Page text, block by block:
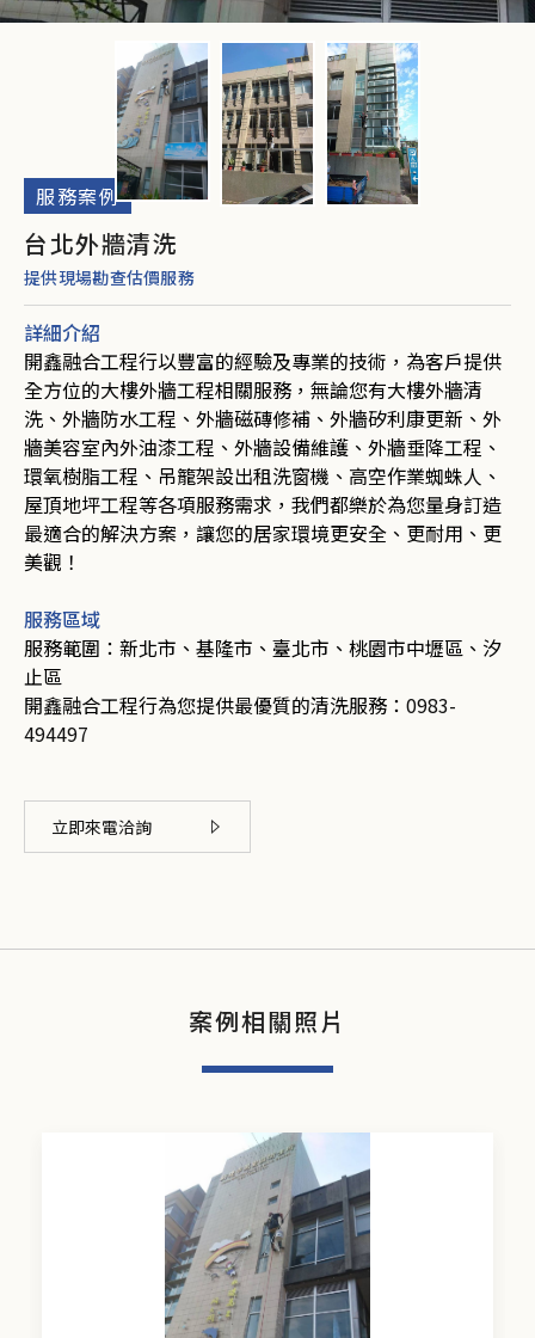
服務案例
台北外牆清洗
提供現場勘查估價服務
詳細介紹
開鑫融合工程行以豐富的經驗及專業的技術，為客戶提供
全方位的大樓外牆工程相關服務，無論您有大樓外牆清
洗、外牆防水工程、外牆磁磚修補、外牆矽利康更新、外
牆美容室內外油漆工程、外牆設備維護、外牆垂降工程、
環氧樹脂工程、吊籠架設出租洗窗機、高空作業蜘蛛人、
屋頂地坪工程等各項服務需求，我們都樂於為您量身訂造
最適合的解決方案，讓您的居家環境更安全、更耐用、更
美觀！
服務區域
服務範圍：新北市、基隆市、臺北市、桃園市中壢區、汐
止區
開鑫融合工程行為您提供最優質的清洗服務： 0983-
494497
立即來電洽詢
案例相關照片